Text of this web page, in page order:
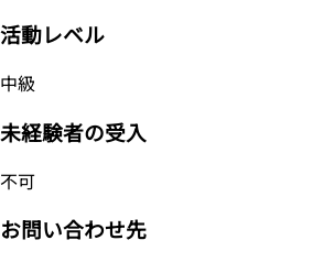
活動レベル
中級
未経験者の受入
不可
お問い合わせ先